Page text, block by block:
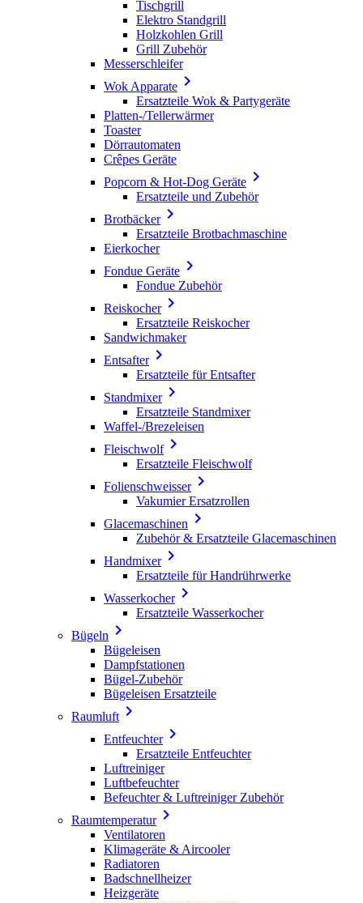
Tischgrill
Elektro Standgrill
Holzkohlen Grill
Grill Zubehör
Messerschleifer
Wok Apparate 
Ersatzteile Wok & Partygeräte
Platten-/Tellerwärmer
Toaster
Dörrautomaten
Crêpes Geräte
Popcorn & Hot-Dog Geräte 
Ersatzteile und Zubehör
Brotbäcker
Ersatzteile Brotbachmaschine
Eierkocher
Fondue Geräte 
Fondue Zubehör
Reiskocher
Ersatzteile Reiskocher
Sandwichmaker
Entsafter
Ersatzteile für Entsafter
Standmixer
Ersatzteile Standmixer
Waffel-/Brezeleisen
Fleischwolf
Ersatzteile Fleischwolf
Folienschweisser
Vakumier Ersatzrollen
Glacemaschinen 
Zubehör & Ersatzteile Glacemaschinen
Handmixer
Ersatzteile für Handrührwerke
Wasserkocher
Ersatzteile Wasserkocher
Bügeln 
Bügeleisen
Dampfstationen
Bügel-Zubehör
Bügeleisen Ersatzteile
Raumluft 
Entfeuchter
Ersatzteile Entfeuchter
Luftreiniger
Luftbefeuchter
Befeuchter & Luftreiniger Zubehör
Raumtemperatur
Ventilatoren
Klimageräte & Aircooler
Radiatoren
Badschnellheizer
Heizgeräte